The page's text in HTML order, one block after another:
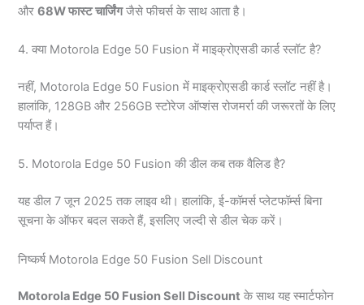
और68W फास्ट चार्जिंगजैसे फीचर्स के साथ आता है।
4. क्या Motorola Edge 50 Fusion में माइक्रोएसडी कार्ड स्लॉट है?
नहीं, Motorola Edge 50 Fusion में माइक्रोएसडी कार्ड स्लॉट नहीं है।
हालांकि, 128GB और 256GB स्टोरेज ऑप्शंस रोजमर्रा की जरूरतों के लिए
पर्याप्त हैं।
5. Motorola Edge 50 Fusion की डील कब तक वैलिड है?
यह डील 7 जून 2025 तक लाइव थी। हालांकि, ई-कॉमर्स प्लेटफॉर्म्स बिना
सूचना के ऑफर बदल सकते हैं, इसलिए जल्दी से डील चेक करें।
निष्कर्ष Motorola Edge 50 Fusion Sell Discount
Motorola Edge 50 Fusion Sell Discount के साथ यह स्मार्टफोन